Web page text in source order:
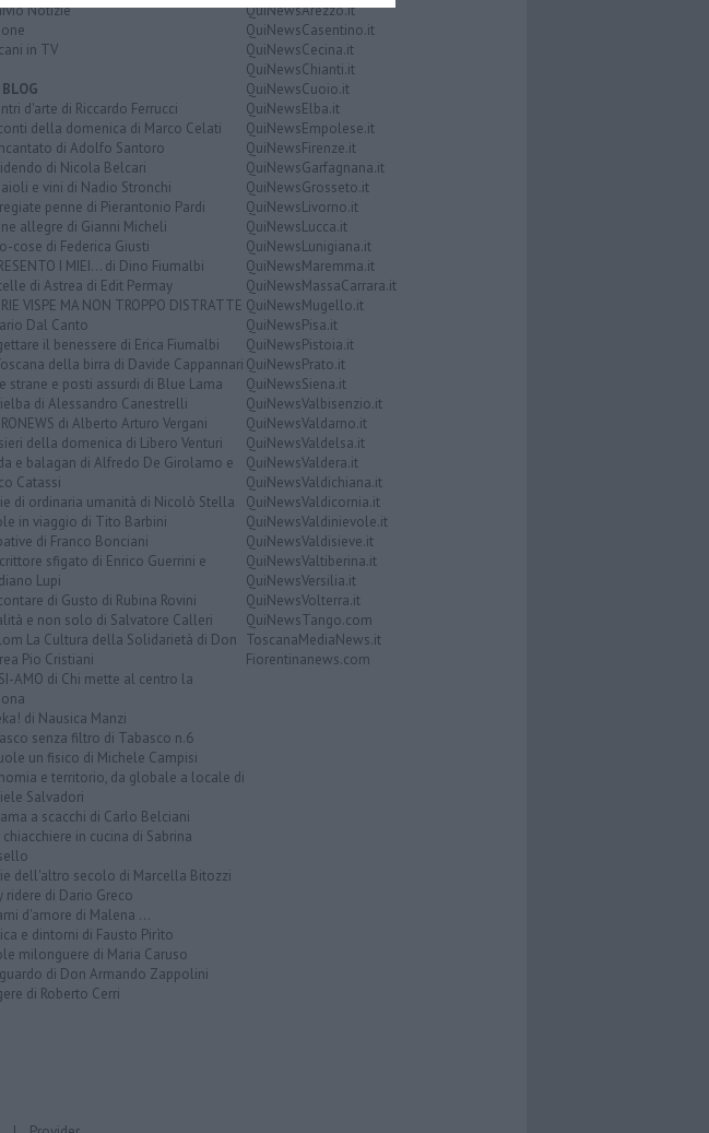
Notizie
in TV
d'arte di Riccardo Ferrucci
della domenica di Marco Celati
di Adolfo Santoro
di Nicola Belcari
e vini di Nadio Stronchi
penne di Pierantonio Pardi
allegre di Gianni Micheli
cose di Federica Giusti
I MIEI... di Dino Fiumalbi
di Astrea di Edit Permay
VISPE MA NON TROPPO DISTRATTE
Dal Canto
il benessere di Erica Fiumalbi
della birra di Davide Cappannari
strane e posti assurdi di Blue Lama
di Alessandro Canestrelli
di Alberto Arturo Vergani
della domenica di Libero Venturi
e balagan di Alfredo De Girolamo e
Catassi
di ordinaria umanità di Nicolò Stella
in viaggio di Tito Barbini
di Franco Bonciani
sfigato di Enrico Guerrini e
Lupi
di Gusto di Rubina Rovini
e non solo di Salvatore Calleri
La Cultura della Solidarietà di Don
Pio Cristiani
AMO di Chi mette al centro la
di Nausica Manzi
senza filtro di Tabasco n.6
un fisico di Michele Campisi
e territorio, da globale a locale di
Salvadori
a scacchi di Carlo Belciani
chiacchiere in cucina di Sabrina
dell'altro secolo di Marcella Bitozzi
ridere di Dario Greco
d'amore di Malena ...
e dintorni di Fausto Pirìto
milonguere di Maria Caruso
di Don Armando Zappolini
di Roberto Cerri
QuiNewsArezzo.it
QuiNewsCasentino.it
QuiNewsCecina.it
QuiNewsChianti.it
QuiNewsCuoio.it
QuiNewsElba.it
QuiNewsEmpolese.it
QuiNewsFirenze.it
QuiNewsGarfagnana.it
QuiNewsGrosseto.it
QuiNewsLivorno.it
QuiNewsLucca.it
QuiNewsLunigiana.it
QuiNewsMaremma.it
QuiNewsMassaCarrara.it
QuiNewsMugello.it
QuiNewsPisa.it
QuiNewsPistoia.it
QuiNewsPrato.it
QuiNewsSiena.it
QuiNewsValbisenzio.it
QuiNewsValdarno.it
QuiNewsValdelsa.it
QuiNewsValdera.it
QuiNewsValdichiana.it
QuiNewsValdicornia.it
QuiNewsValdinievole.it
QuiNewsValdisieve.it
QuiNewsValtiberina.it
QuiNewsVersilia.it
QuiNewsVolterra.it
QuiNewsTango.com
ToscanaMediaNews.it
Fiorentinanews.com